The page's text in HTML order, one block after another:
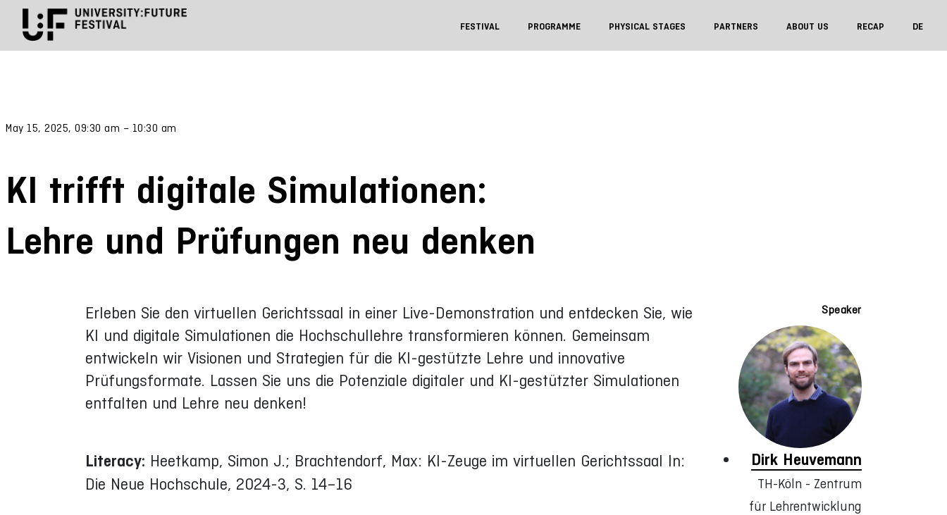
FESTIVAL PROGRAMME PHYSICAL STAGES PARTNERS ABOUT US RECAP DE
May 15, 2025, 09:30 am – 10:30 am
KI trifft digitale Simulationen:
Lehre und Prüfungen neu denken
Erleben Sie den virtuellen Gerichtssaal in einer Live-Demonstration und entdecken Sie, wie
KI und digitale Simulationen die Hochschullehre transformieren können. Gemeinsam
entwickeln wir Visionen und Strategien für die KI-gestützte Lehre und innovative
Prüfungsformate. Lassen Sie uns die Potenziale digitaler und KI-gestützter Simulationen
entfalten und Lehre neu denken!
Literacy: Heetkamp, Simon J.; Brachtendorf, Max: KI-Zeuge im virtuellen Gerichtssaal In:
Die Neue Hochschule, 2024-3, S. 14–16
Speaker
Dirk Heuvemann
TH-Köln - Zentrum
für Lehrentwicklung